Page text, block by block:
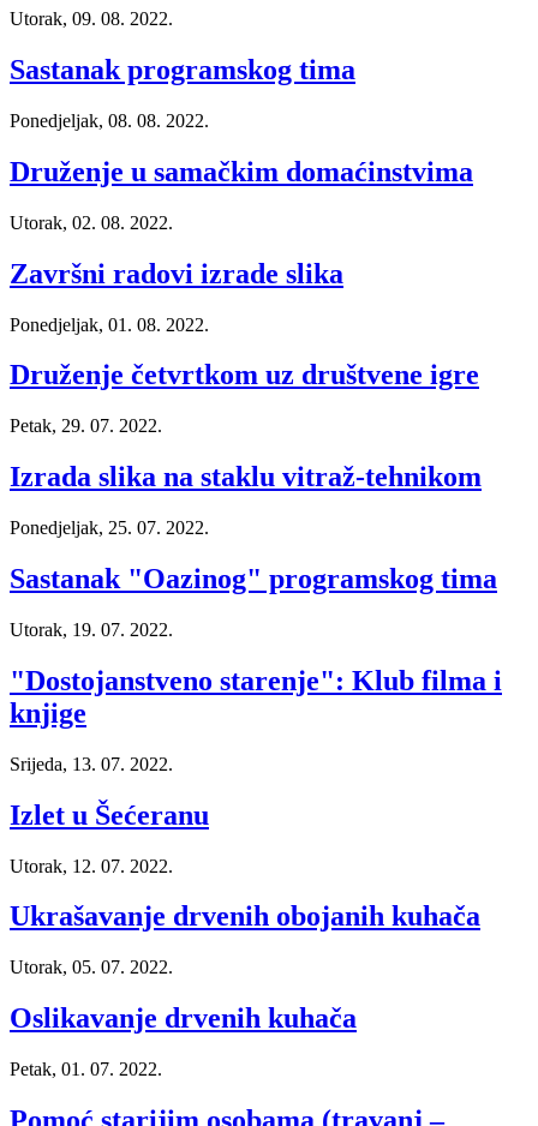
Utorak, 09. 08. 2022.
Sastanak programskog tima
Ponedjeljak, 08. 08. 2022.
Druženje u samačkim domaćinstvima
Utorak, 02. 08. 2022.
Završni radovi izrade slika
Ponedjeljak, 01. 08. 2022.
Druženje četvrtkom uz društvene igre
Petak, 29. 07. 2022.
Izrada slika na staklu vitraž-tehnikom
Ponedjeljak, 25. 07. 2022.
Sastanak "Oazinog" programskog tima
Utorak, 19. 07. 2022.
"Dostojanstveno starenje": Klub filma i
knjige
Srijeda, 13. 07. 2022.
Izlet u Šećeranu
Utorak, 12. 07. 2022.
Ukrašavanje drvenih obojanih kuhača
Utorak, 05. 07. 2022.
Oslikavanje drvenih kuhača
Petak, 01. 07. 2022.